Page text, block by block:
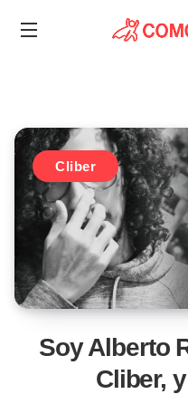
Cliber
Soy Alberto
Cliber,